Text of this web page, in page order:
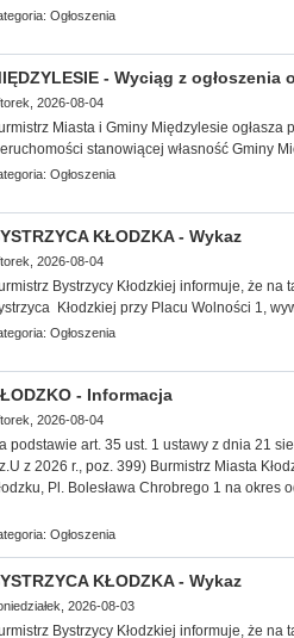
Ogłoszenia
- Wyciąg z ogłoszenia
2026-08-04
Miasta i Gminy Międzylesie
stanowiącej własność Gminy
Ogłoszenia
KŁODZKA - Wykaz
2026-08-04
Bystrzycy Kłodzkiej informuje, że
Kłodzkiej przy Placu Wolności 1,
Ogłoszenia
- Informacja
2026-08-04
podstawie art. 35 ust. 1 ustawy z dnia 21
z 2026 r., poz. 399) Burmistrz Miasta
Pl. Bolesława Chrobrego 1 na
Ogłoszenia
KŁODZKA - Wykaz
2026-08-03
Bystrzycy Kłodzkiej informuje, że